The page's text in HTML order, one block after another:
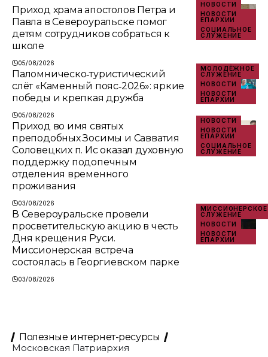
НОВОСТИ
НОВОСТИ
ЕПАРХИИ
СОЦИАЛЬНОЕ
СЛУЖЕНИЕ
Приход храма апостолов Петра и
Павла в Североуральске помог
детям сотрудников собраться к
школе
05/08/2026
МОЛОДЁЖНОЕ
СЛУЖЕНИЕ
НОВОСТИ
НОВОСТИ
ЕПАРХИИ
Паломническо‑туристический
слёт «Каменный пояс‑2026»: яркие
победы и крепкая дружба
05/08/2026
НОВОСТИ
НОВОСТИ
ЕПАРХИИ
СОЦИАЛЬНОЕ
СЛУЖЕНИЕ
Приход во имя святых
преподобных Зосимы и Савватия
Соловецких п. Ис оказал духовную
поддержку подопечным
отделения временного
проживания
03/08/2026
МИССИОНЕРСКОЕ
СЛУЖЕНИЕ
НОВОСТИ
НОВОСТИ
ЕПАРХИИ
В Североуральске провели
просветительскую акцию в честь
Дня крещения Руси.
Миссионерская встреча
состоялась в Георгиевском парке
03/08/2026
Полезные интернет-ресурсы
Московская Патриархия